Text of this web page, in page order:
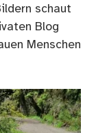
schaut
Blog
Menschen